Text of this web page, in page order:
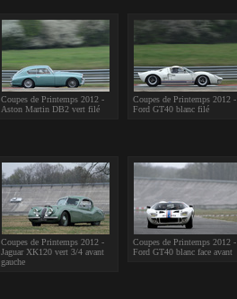
Coupes de Printemps 2012 -
Aston Martin DB2 vert filé
Coupes de Printemps 2012 -
Ford GT40 blanc filé
Coupes de Printemps 2012 -
Jaguar XK120 vert 3/4 avant
gauche
Coupes de Printemps 2012 -
Ford GT40 blanc face avant